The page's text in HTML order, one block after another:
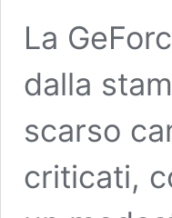
La
dalla
scarso
criticati,